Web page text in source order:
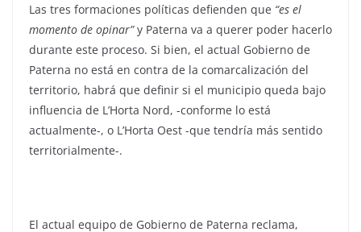
Las tres formaciones políticas defienden que “es el
momento de opinar”y Paterna va a querer poder hacerlo
durante este proceso. Si bien, el actual Gobierno de
Paterna no está en contra de la comarcalización del
territorio, habrá que definir si el municipio queda bajo
influencia de L’Horta Nord, -conforme lo está
actualmente-, o L’Horta Oest -que tendría más sentido
territorialmente-.
El actual equipo de Gobierno de Paterna reclama,